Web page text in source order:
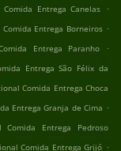
Comida Entrega Canelas .
Entrega Borneiros .
Entrega Paranho
.
Entrega São Félix da
Comida Entrega Choca
Entrega Granja de Cima .
Comida Entrega Pedroso
Comida Entrega Grijó .